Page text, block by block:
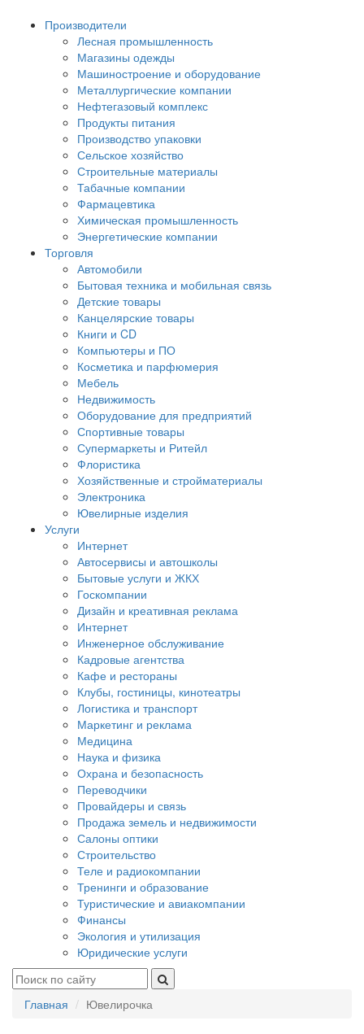
Производители
Лесная промышленность
Магазины одежды
Машиностроение и оборудование
Металлургические компании
Нефтегазовый комплекс
Продукты питания
Производство упаковки
Сельское хозяйство
Строительные материалы
Табачные компании
Фармацевтика
Химическая промышленность
Энергетические компании
Торговля
Автомобили
Бытовая техника и мобильная связь
Детские товары
Канцелярские товары
Книги и CD
Компьютеры и ПО
Косметика и парфюмерия
Мебель
Недвижимость
Оборудование для предприятий
Спортивные товары
Супермаркеты и Ритейл
Флористика
Хозяйственные и стройматериалы
Электроника
Ювелирные изделия
Услуги
Интернет
Автосервисы и автошколы
Бытовые услуги и ЖКХ
Госкомпании
Дизайн и креативная реклама
Интернет
Инженерное обслуживание
Кадровые агентства
Кафе и рестораны
Клубы, гостиницы, кинотеатры
Логистика и транспорт
Маркетинг и реклама
Медицина
Наука и физика
Охрана и безопасность
Переводчики
Провайдеры и связь
Продажа земель и недвижимости
Салоны оптики
Строительство
Теле и радиокомпании
Тренинги и образование
Туристические и авиакомпании
Финансы
Экология и утилизация
Юридические услуги
Главная Ювелирочка